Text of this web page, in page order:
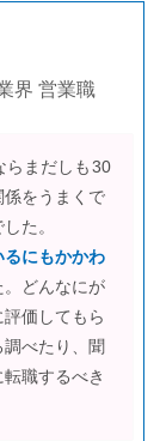
界 営業職
らまだしも30
をうまくで
た。
にもかかわ
どんなにが
価してもら
べたり、聞
職するべき